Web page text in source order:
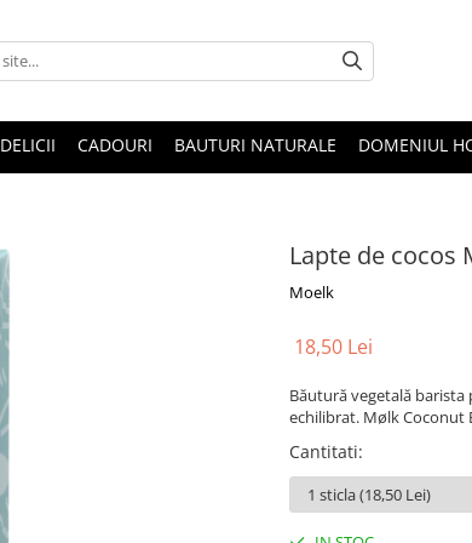
DELICII CADOURI BAUTURI NATURALE DOMENIUL
Lapte de cocos
Moelk
18,50 Lei
Băutură vegetală barista
echilibrat. Mølk Coconut
Cantitati: